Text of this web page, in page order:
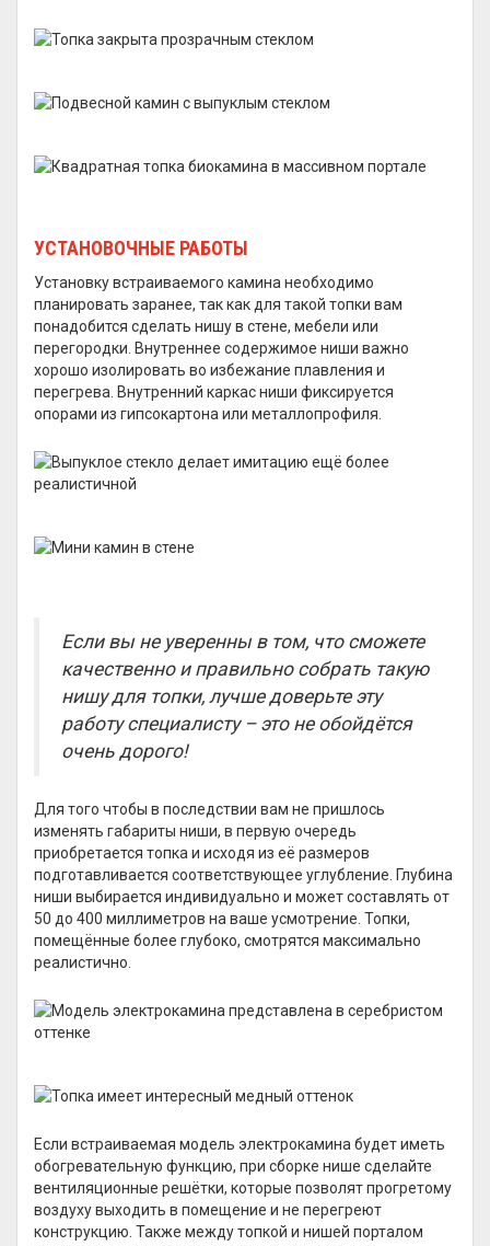
УСТАНОВОЧНЫЕ РАБОТЫ
Установку встраиваемого камина необходимо
планировать заранее, так как для такой топки вам
понадобится сделать нишу в стене, мебели или
перегородки. Внутреннее содержимое ниши важно
хорошо изолировать во избежание плавления и
перегрева. Внутренний каркас ниши фиксируется
опорами из гипсокартона или металлопрофиля.
Если вы не уверенны в том, что сможете
качественно и правильно собрать такую
нишу для топки, лучше доверьте эту
работу специалисту – это не обойдётся
очень дорого!
Для того чтобы в последствии вам не пришлось
изменять габариты ниши, в первую очередь
приобретается топка и исходя из её размеров
подготавливается соответствующее углубление. Глубина
ниши выбирается индивидуально и может составлять от
50 до 400 миллиметров на ваше усмотрение. Топки,
помещённые более глубоко, смотрятся максимально
реалистично.
Если встраиваемая модель электрокамина будет иметь
обогревательную функцию, при сборке нише сделайте
вентиляционные решётки, которые позволят прогретому
воздуху выходить в помещение и не перегреют
конструкцию. Также между топкой и нишей порталом